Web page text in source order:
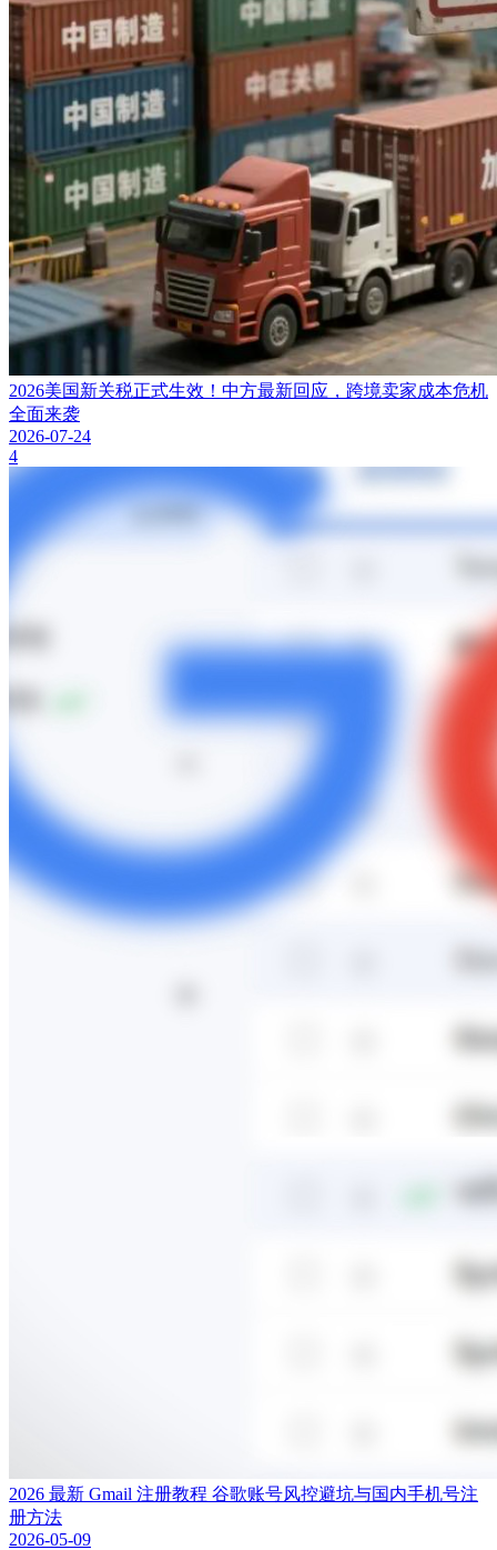
2026美国新关税正式生效！中方最新回应，跨境卖家成本危机
全面来袭
2026-07-24
4
2026 最新 Gmail 注册教程 谷歌账号风控避坑与国内手机号注
册方法
2026-05-09